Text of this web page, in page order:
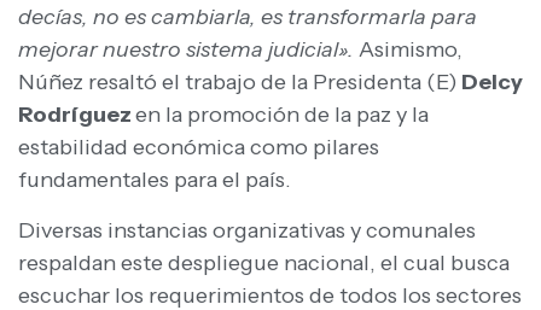
decías, no es cambiarla, es transformarla para
mejorar nuestro sistema judicial». Asimismo,
Núñez resaltó el trabajo de la Presidenta (E) Delcy
Rodríguezen la promoción de la paz y la
estabilidad económica como pilares
fundamentales para el país.
Diversas instancias organizativas y comunales
respaldan este despliegue nacional, el cual busca
escuchar los requerimientos de todos los sectores